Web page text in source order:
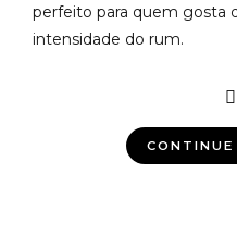
perfeito para quem gosta
intensidade do rum.
CONTINUE